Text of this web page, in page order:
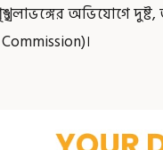
অভিযোগে দুষ্ট,